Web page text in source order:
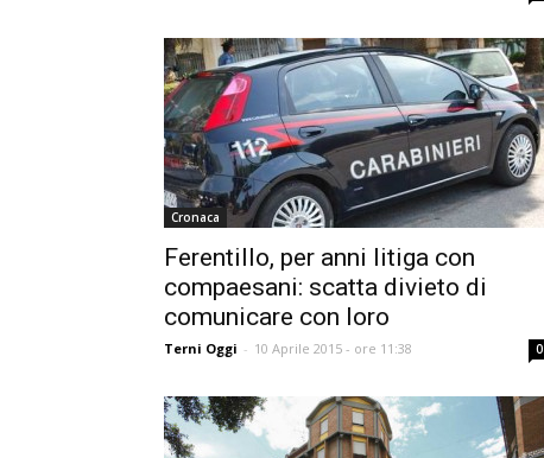
Cronaca
Ferentillo, per anni litiga con
compaesani: scatta divieto di
comunicare con loro
Terni Oggi - 10 Aprile 2015 - ore 11:38 0